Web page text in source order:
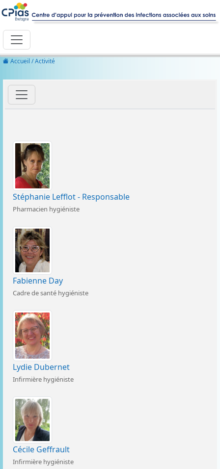
Accueil / Activité
Stéphanie Lefflot - Responsable
Pharmacien hygiéniste
Fabienne Day
Cadre de santé hygiéniste
Lydie Dubernet
Infirmière hygiéniste
Cécile Geffrault
Infirmière hygiéniste